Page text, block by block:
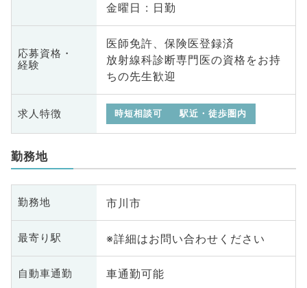
金曜日 : 日勤
応募資格・
経験
医師免許、保険医登録済
放射線科診断専門医の資格をお持
ちの先生歓迎
求人特徴 時短相談可 駅近・徒歩圏内
勤務地
勤務地 市川市
最寄り駅 ※詳細はお問い合わせください
自動車通勤 車通勤可能